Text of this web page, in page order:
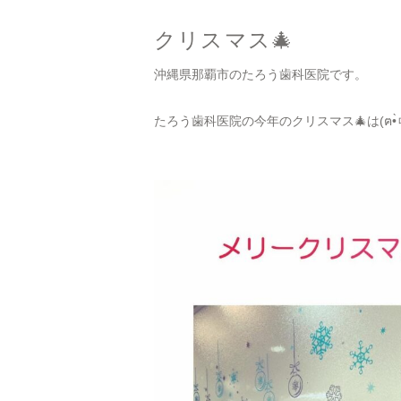
クリスマス🎄
沖縄県那覇市のたろう歯科医院です。
たろう歯科医院の今年のクリスマス🎄は(ฅ•̀